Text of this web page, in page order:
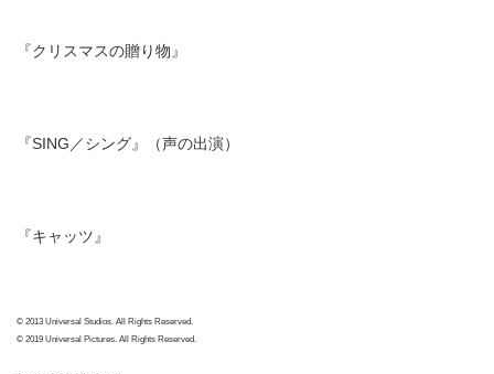
『クリスマスの贈り物』
『SING／シング』（声の出演）
『キャッツ』
© 2013 Universal Studios. All Rights Reserved.
© 2019 Universal Pictures. All Rights Reserved.